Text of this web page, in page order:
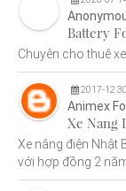
Battery
Chuyên cho thuê
Animex
Xe Nang
2017-12 30
Xe nâng điện Nhật
với hợp đồng 2